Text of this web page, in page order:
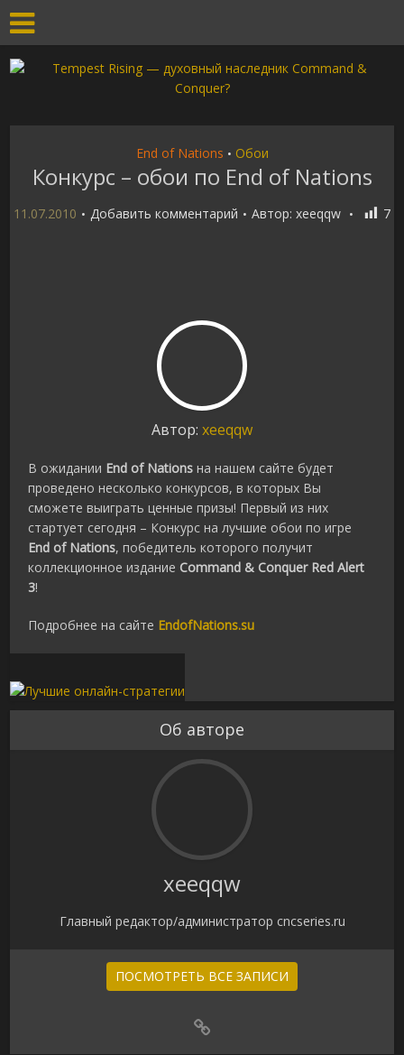
End of Nations • Обои
Конкурс – обои по End of Nations
11.07.2010 Добавить комментарий Автор: xeeqqw 7
Автор: xeeqqw
В ожидании End of Nations на нашем сайте будет
проведено несколько конкурсов, в которых Вы
сможете выиграть ценные призы! Первый из них
стартует сегодня – Конкурс на лучшие обои по игре
End of Nations, победитель которого получит
коллекционное издание Command & Conquer Red Alert
3!
Подробнее на сайте EndofNations.su
Об авторе
xeeqqw
Главный редактор/администратор cncseries.ru
ПОСМОТРЕТЬ ВСЕ ЗАПИСИ